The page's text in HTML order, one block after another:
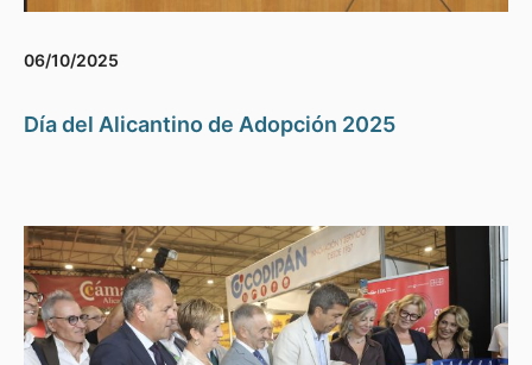
06/10/2025
Día del Alicantino de Adopción 2025